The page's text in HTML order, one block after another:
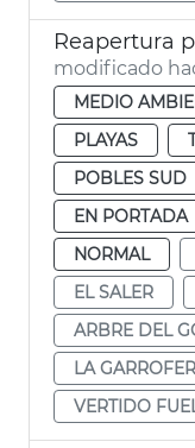
Reapertura
modificado
MEDIO
PLAYAS
POBLES SUD
EN PORTADA
NORMAL
EL SALER
ARBRE DEL
LA
VERTIDO